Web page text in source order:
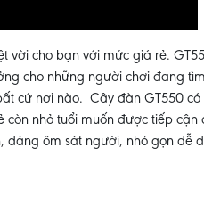
vời cho bạn với mức giá rẻ.
cho những người chơi đang
cứ nơi nào. Cây đàn GT550 có
nhỏ tuổi muốn được tiếp cận
dáng ôm sát người, nhỏ gọn dễ